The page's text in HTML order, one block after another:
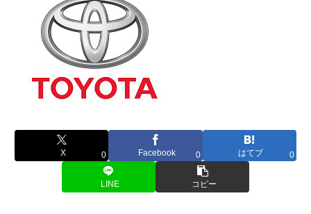
X 0 Facebook 0 はてブ 0
LINE コピー